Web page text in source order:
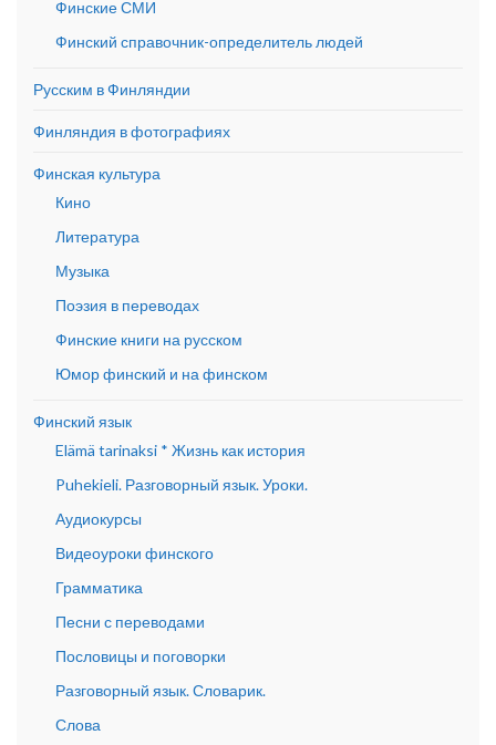
Финские СМИ
Финский справочник-определитель людей
Русским в Финляндии
Финляндия в фотографиях
Финская культура
Кино
Литература
Музыка
Поэзия в переводах
Финские книги на русском
Юмор финский и на финском
Финский язык
Elämä tarinaksi * Жизнь как история
Puhekieli. Разговорный язык. Уроки.
Аудиокурсы
Видеоуроки финского
Грамматика
Песни с переводами
Пословицы и поговорки
Разговорный язык. Словарик.
Слова